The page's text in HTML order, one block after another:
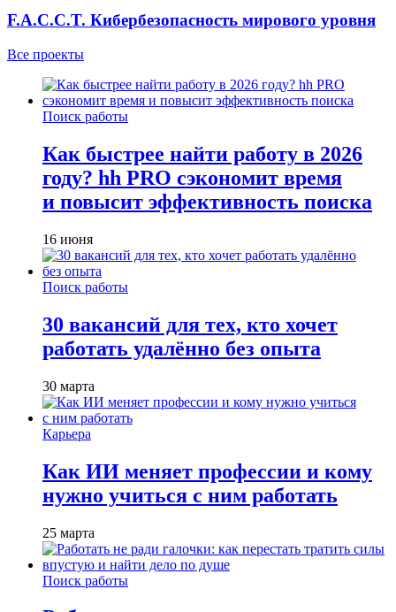
F.A.C.C.T. Кибербезопасность мирового уровня
Все проекты
Поиск работы
Как быстрее найти работу в 2026
году? hh PRO сэкономит время
и повысит эффективность поиска
16 июня
Поиск работы
30 вакансий для тех, кто хочет
работать удалённо без опыта
30 марта
Карьера
Как ИИ меняет профессии и кому
нужно учиться с ним работать
25 марта
Поиск работы